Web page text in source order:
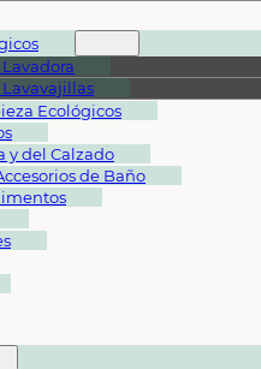
Ecológicos
y del Calzado
de Baño